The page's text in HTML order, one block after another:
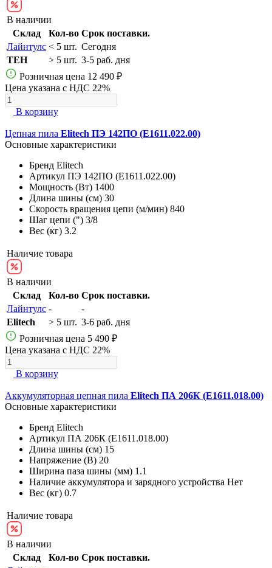
В наличии
Склад
Кол-во Срок поставки.
Лайнтулс < 5 шт. Сегодня
TEH
> 5 шт. 3-5 раб. дня
Розничная цена 12 490 ₽
Цена указана с НДС 22%
В корзину
Цепная пила Elitech ПЭ 142ПО (E1611.022.00)
Основные характеристики
Бренд Elitech
Артикул ПЭ 142ПО (E1611.022.00)
Мощность (Вт) 1400
Длина шины (см) 30
Скорость вращения цепи (м/мин) 840
Шаг цепи (") 3/8
Вес (кг) 3.2
Наличие товара
В наличии
Склад
Кол-во Срок поставки.
Лайнтулс -
-
Elitech
> 5 шт. 3-6 раб. дня
Розничная цена 5 490 ₽
Цена указана с НДС 22%
В корзину
Аккумуляторная цепная пила Elitech ПА 206К (E1611.018.00)
Основные характеристики
Бренд Elitech
Артикул ПА 206К (E1611.018.00)
Длина шины (см) 15
Напряжение (В) 20
Ширина паза шины (мм) 1.1
Наличие аккумулятора и зарядного устройства Нет
Вес (кг) 0.7
Наличие товара
В наличии
Склад
Кол-во Срок поставки.